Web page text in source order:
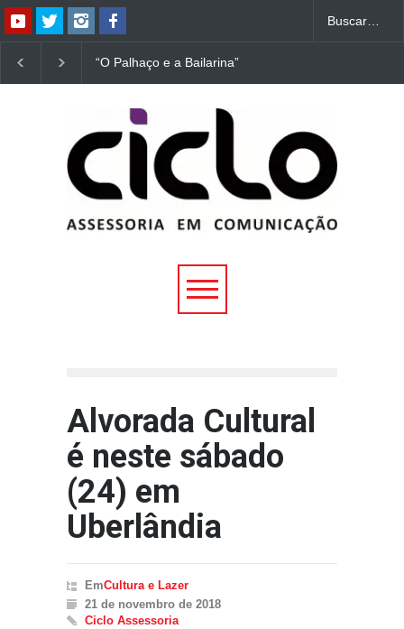
“O Palhaço e a Bailarina”
estreia hoje (1º) em
Uberlândia
Uberlândia
Alvorada Cultural
é neste sábado
(24) em
Uberlândia
EmCultura e Lazer
21 de novembro de 2018
Ciclo Assessoria